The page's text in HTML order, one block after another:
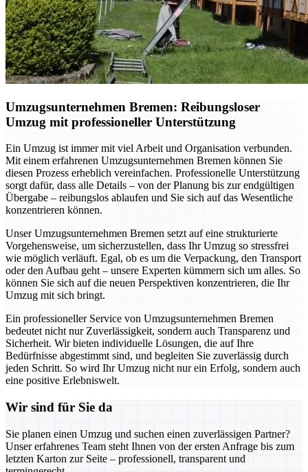
Umzugsunternehmen Bremen: Reibungsloser
Umzug mit professioneller Unterstützung
Ein Umzug ist immer mit viel Arbeit und Organisation verbunden.
Mit einem erfahrenen Umzugsunternehmen Bremen können Sie
diesen Prozess erheblich vereinfachen. Professionelle Unterstützung
sorgt dafür, dass alle Details – von der Planung bis zur endgültigen
Übergabe – reibungslos ablaufen und Sie sich auf das Wesentliche
konzentrieren können.
Unser Umzugsunternehmen Bremen setzt auf eine strukturierte
Vorgehensweise, um sicherzustellen, dass Ihr Umzug so stressfrei
wie möglich verläuft. Egal, ob es um die Verpackung, den Transport
oder den Aufbau geht – unsere Experten kümmern sich um alles. So
können Sie sich auf die neuen Perspektiven konzentrieren, die Ihr
Umzug mit sich bringt.
Ein professioneller Service von Umzugsunternehmen Bremen
bedeutet nicht nur Zuverlässigkeit, sondern auch Transparenz und
Sicherheit. Wir bieten individuelle Lösungen, die auf Ihre
Bedürfnisse abgestimmt sind, und begleiten Sie zuverlässig durch
jeden Schritt. So wird Ihr Umzug nicht nur ein Erfolg, sondern auch
eine positive Erlebniswelt.
Wir sind für Sie da
Sie planen einen Umzug und suchen einen zuverlässigen Partner?
Unser erfahrenes Team steht Ihnen von der ersten Anfrage bis zum
letzten Karton zur Seite – professionell, transparent und